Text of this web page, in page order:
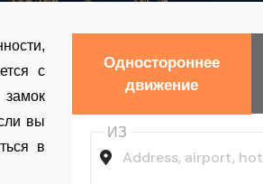
с
вы
в
Одностороннее
движение
ИЗ